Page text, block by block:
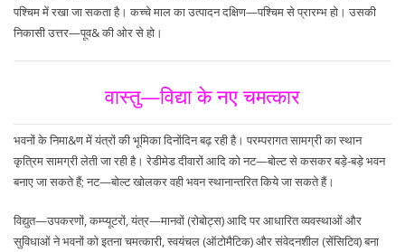
पश्चिम में रखा जा सकता है। कच्चे माल का उत्पादन दक्षिण—पश्चिम से प्रारम्भ हो। उसकी
निकासी उत्तर—पूव& की ओर से हो।
वास्तु—विद्या के नए चमत्कार
भवनों के निमा&ण में यंत्रों की भूमिका दिनोंदिन बढ़ रही है। परम्परागत सामग्री का स्थान
कृत्रिम सामग्री लेती जा रही है। रेडीमेड दीवारों आदि को नट—बोल्ट से कसकर बड़े-बड़े भवन
बनाए जा सकते हैं; नट—बोल्ट खोलकर वही भवन स्थानान्तरित किये जा सकते हैं।
विद्युत—उपकरणों, कम्प्यूटरों, यंत्र—मानवों (रोबोट्स) आदि पर आधारित व्यवस्थाओं और
सुविधाओं ने भवनों को इतना चमत्कारी, स्वयंचल (ऑटोमैटिक) और संवेदनशील (सेंसिटिव) बना